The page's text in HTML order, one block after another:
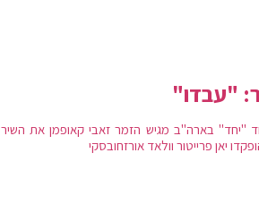
"עבדו"
"יחד" בארה"ב מגיש הזמר זאבי קאופמן את השיר
יאן פרייטור וולאד אורזחובסקי